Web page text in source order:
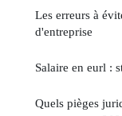
Les erreurs à
d'entreprise
Salaire en eurl :
Quels pièges